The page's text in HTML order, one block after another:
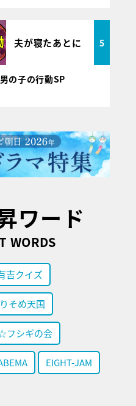
夫が寝たあとに 5
の子の行動SP
ワード
WORDS
吉クイズ
そめ天国
フシギの会
EIGHT-JAM